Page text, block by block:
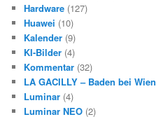
Hardware (127)
Huawei (10)
Kalender (9)
KI-Bilder (4)
Kommentar (32)
LA GACILLY – Baden bei Wien
Luminar (4)
Luminar NEO (2)